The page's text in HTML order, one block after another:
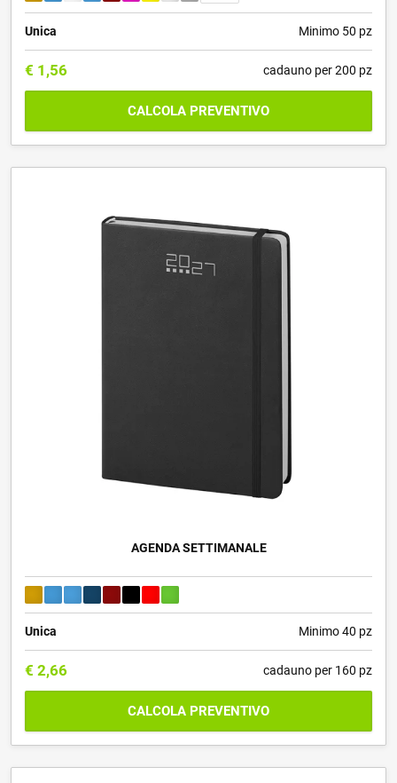
Unica Minimo 50 pz
€ 1,56 cadauno per 200 pz
CALCOLA PREVENTIVO
AGENDA SETTIMANALE
Unica Minimo 40 pz
€ 2,66 cadauno per 160 pz
CALCOLA PREVENTIVO